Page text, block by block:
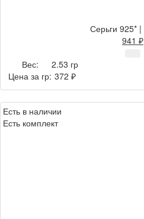
Серьги 925* |
941 ₽
Вес:
2.53 гр
Цена за гр: 372 ₽
Есть в наличии
Есть комплект